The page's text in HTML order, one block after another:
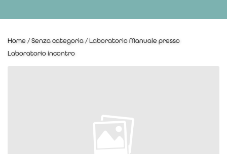
Home / Senza categoria / Laboratorio Manuale presso
Laboratorio incontro